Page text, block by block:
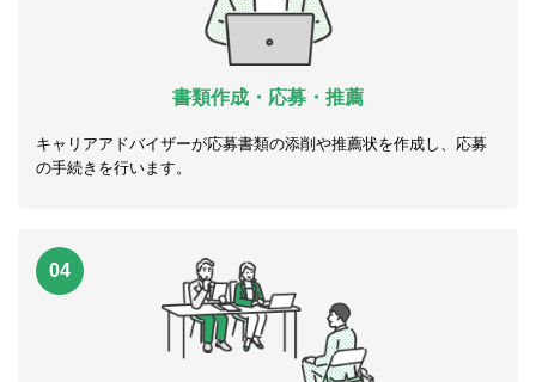
書類作成・応募・推薦
キャリアアドバイザーが応募書類の添削や推薦状を作成し、応募
の手続きを行います。
04